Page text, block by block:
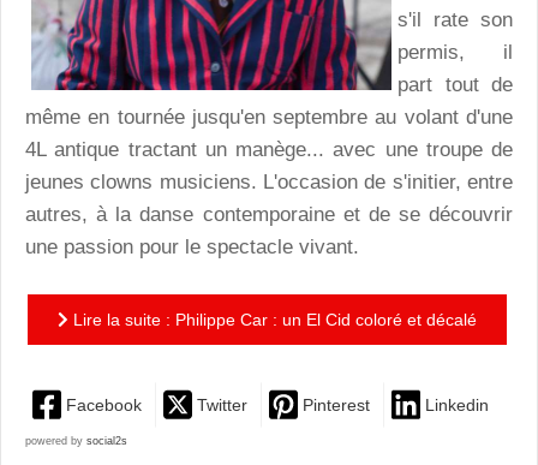
s'il rate son
permis, il
part tout de
même en tournée jusqu'en septembre au volant d'une
4L antique tractant un manège... avec une troupe de
jeunes clowns musiciens. L'occasion de s'initier, entre
autres, à la danse contemporaine et de se découvrir
une passion pour le spectacle vivant.
Lire la suite : Philippe Car : un El Cid coloré et décalé
Facebook Twitter Pinterest Linkedin
powered by social2s